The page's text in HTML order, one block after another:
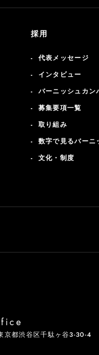
採用
代表メッセージ
インタビュー
バーニッシュカン
募集要項一覧
取り組み
数字で見るバーニ
文化・制度
京都渋谷区千駄ヶ谷3-30-4